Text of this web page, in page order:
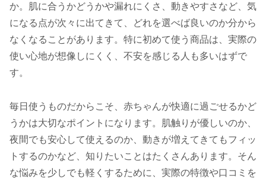
か。肌に合うかどうかや漏れにくさ、動きやすさなど、気
になる点が次々に出てきて、どれを選べば良いのか分から
なくなることがあります。特に初めて使う商品は、実際の
使い心地が想像しにくく、不安を感じる人も多いはずで
す。
毎日使うものだからこそ、赤ちゃんが快適に過ごせるかど
うかは大切なポイントになります。肌触りが優しいのか、
夜間でも安心して使えるのか、動きが増えてきてもフィッ
トするのかなど、知りたいことはたくさんあります。そん
な悩みを少しでも軽くするために、実際の特徴や口コミを